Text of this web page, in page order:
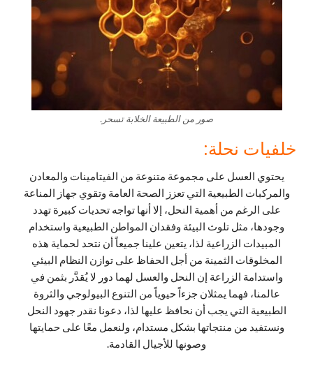
صور من الطبيعة الخلابة تسحر.
خلفيات نحلة:
يحتوي العسل على مجموعة متنوعة من الفيتامينات والمعادن
والمركبات الطبيعية التي تعزز الصحة العامة وتقوي جهاز المناعة
على الرغم من أهمية النحل، إلا أنها تواجه تحديات كبيرة تهدد
وجودها، مثل تلوث البيئة وفقدان المواطن الطبيعية واستخدام
المبيدات الزراعية لذا، يتعين علينا جميعاً أن نتحد لحماية هذه
المخلوقات الثمينة من أجل الحفاظ على توازن النظام البيئي
واستدامة الزراعة إن النحل والعسل لهما دور لا يُقدَّر بثمن في
عالمنا، فهما يمثلان جزءاً حيوياً من التنوع البيولوجي والثروة
الطبيعية التي يجب أن نحافظ عليها لذا، دعونا نقدر جهود النحل
ونستفيد من منتجاتها بشكل مستدام، ولنعمل معًا على حمايتها
وصونها للأجيال القادمة.